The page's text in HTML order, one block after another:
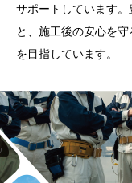
サポートしています
と、施工後の安心を
を目指しています。